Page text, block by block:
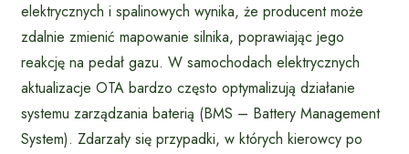
elektrycznych i spalinowych wynika, że producent może
zdalnie zmienić mapowanie silnika, poprawiając jego
reakcję na pedał gazu. W samochodach elektrycznych
aktualizacje OTA bardzo często optymalizują działanie
systemu zarządzania baterią (BMS – Battery Management
System). Zdarzały się przypadki, w których kierowcy po